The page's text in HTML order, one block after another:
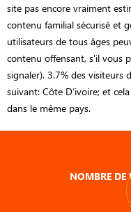
site pas encore vraiment
contenu familial sécurisé et
utilisateurs de tous âges
contenu offensant, s'il vous
signaler). 3.7% des visiteurs
suivant: Côte D’ivoire; et
dans le même pays.
NOMBRE DE